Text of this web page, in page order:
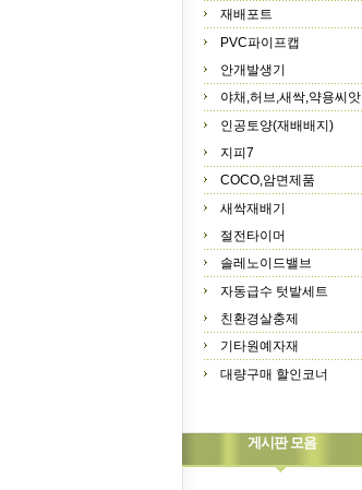
재배포트
PVC파이프캡
안개발생기
야채,허브,새싹,약용씨앗
인공토양(재배배지)
지피7
COCO,암면제품
새싹재배기
절전타이머
솔레노이드밸브
자동급수 텃밭세트
친환경살충제
기타원예자재
대량구매 할인코너
게시판 모음